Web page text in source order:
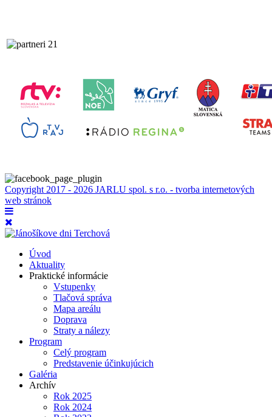
Copyright 2017 - 2026 JARLU spol. s r.o. - tvorba internetových
web stránok
Úvod
Aktuality
Praktické informácie
Vstupenky
Tlačová správa
Mapa areálu
Doprava
Straty a nálezy
Program
Celý program
Predstavenie účinkujúcich
Galéria
Archív
Rok 2025
Rok 2024